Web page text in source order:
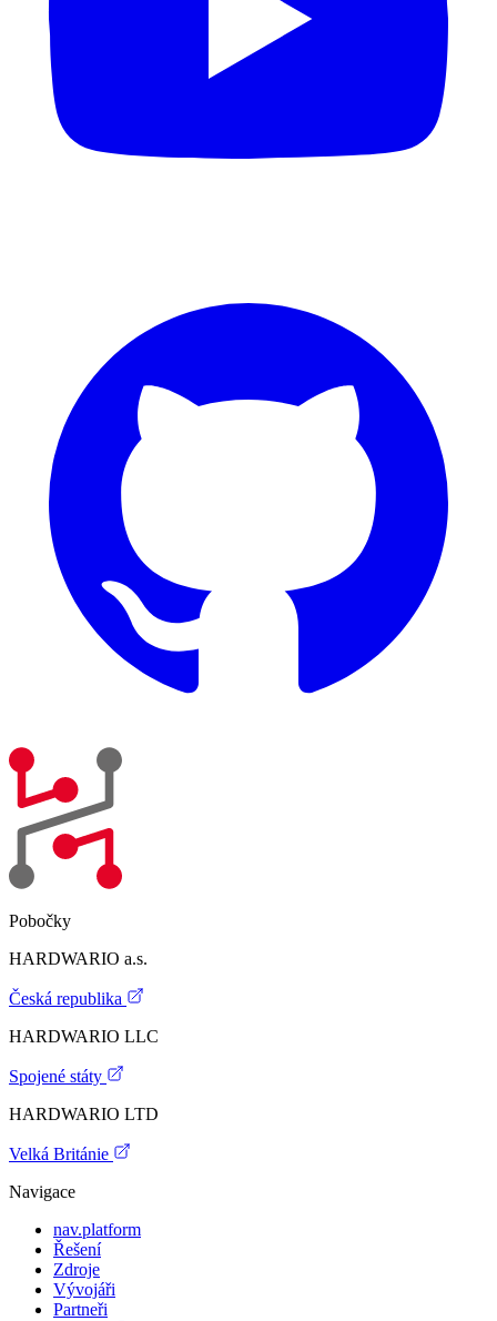
Pobočky
HARDWARIO a.s.
Česká republika
HARDWARIO LLC
Spojené státy
HARDWARIO LTD
Velká Británie
Navigace
nav.platform
Řešení
Zdroje
Vývojáři
Partneři